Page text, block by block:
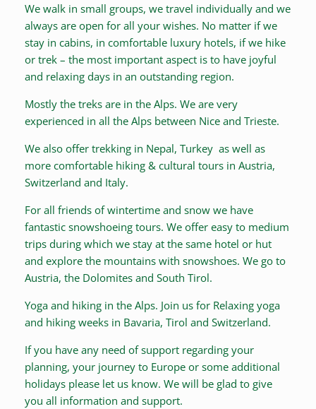
We walk in small groups, we travel individually and we
always are open for all your wishes. No matter if we
stay in cabins, in comfortable luxury hotels, if we hike
or trek – the most important aspect is to have joyful
and relaxing days in an outstanding region.
Mostly the treks are in the Alps. We are very
experienced in all the Alps between Nice and Trieste.
We also offer trekking in Nepal, Turkey as well as
more comfortable hiking & cultural tours in Austria,
Switzerland and Italy.
For all friends of wintertime and snow we have
fantastic snowshoeing tours. We offer easy to medium
trips during which we stay at the same hotel or hut
and explore the mountains with snowshoes. We go to
Austria, the Dolomites and South Tirol.
Yoga and hiking in the Alps. Join us for Relaxing yoga
and hiking weeks in Bavaria, Tirol and Switzerland.
If you have any need of support regarding your
planning, your journey to Europe or some additional
holidays please let us know. We will be glad to give
you all information and support.